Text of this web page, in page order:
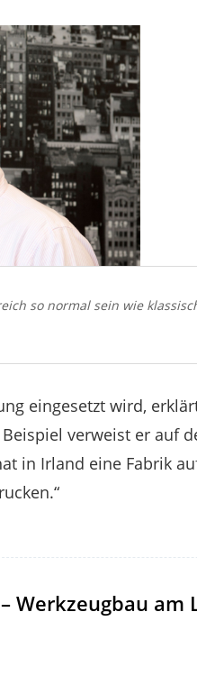
so normal sein wie
eingesetzt wird,
verweist er auf
in Irland eine Fabrik
Werkzeugbau am